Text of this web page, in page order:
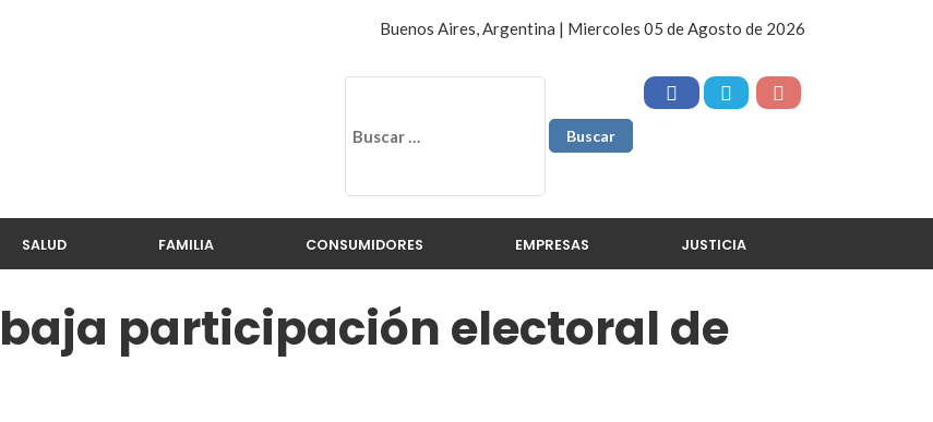
Buenos Aires, Argentina | Miercoles 05 de Agosto de 2026
SALUD FAMILIA CONSUMIDORES EMPRESAS JUSTICIA
participación electoral de